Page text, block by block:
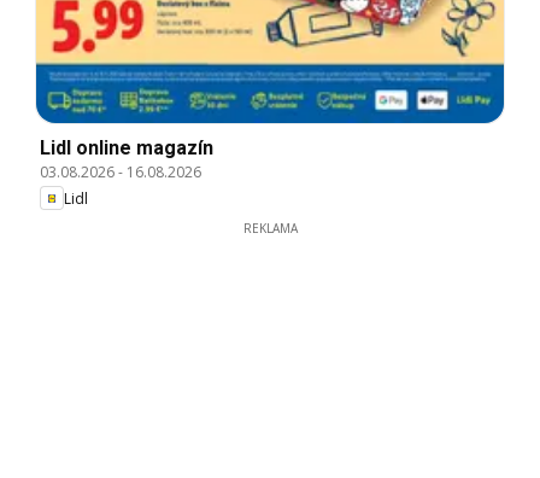
Lidl online magazín
03.08.2026- 16.08.2026
Lidl
REKLAMA